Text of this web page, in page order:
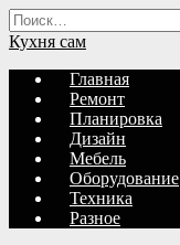
Перейти
к
содержанию
Search
for:
Кухня сам
Главная
Ремонт
Планировка
Дизайн
Мебель
Оборудование
Техника
Разное